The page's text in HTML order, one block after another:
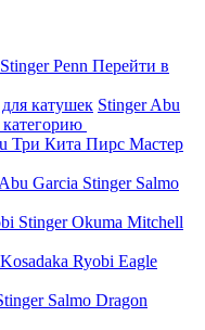
StingerPenn Перейти в
катушек StingerAbu
Три Кита Пирс Мастер
Abu Garcia Stinger Salmo
StingerOkuma Mitchell
Kosadaka Ryobi Eagle
Salmo Dragon